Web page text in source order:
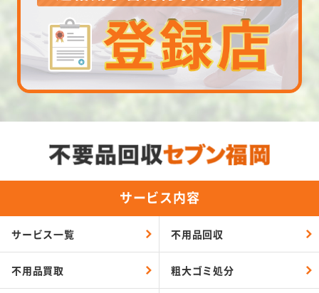
サービス内容
サービス一覧 不用品回収
不用品買取 粗大ゴミ処分